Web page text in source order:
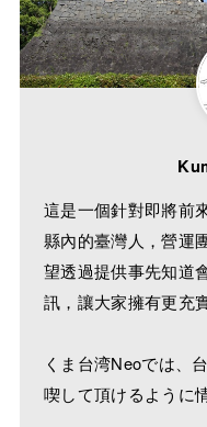
這是一個針對即將前
縣內的臺灣人，營運
望透過提供事先知道
訊，讓大家擁有更充
くま台湾Neoでは、
喫して頂けるように